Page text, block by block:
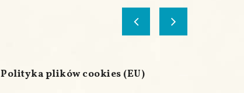
Polityka plików cookies (EU)